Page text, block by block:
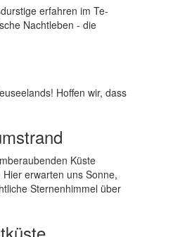
erfahren im Te-
Nachtleben - die
Hoffen wir, dass
Küste
erwarten uns Sonne,
Sternenhimmel über